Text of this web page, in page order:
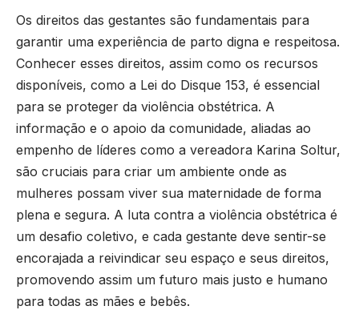
Os direitos das gestantes são fundamentais para
garantir uma experiência de parto digna e respeitosa.
Conhecer esses direitos, assim como os recursos
disponíveis, como a Lei do Disque 153, é essencial
para se proteger da violência obstétrica. A
informação e o apoio da comunidade, aliadas ao
empenho de líderes como a vereadora Karina Soltur,
são cruciais para criar um ambiente onde as
mulheres possam viver sua maternidade de forma
plena e segura. A luta contra a violência obstétrica é
um desafio coletivo, e cada gestante deve sentir-se
encorajada a reivindicar seu espaço e seus direitos,
promovendo assim um futuro mais justo e humano
para todas as mães e bebês.